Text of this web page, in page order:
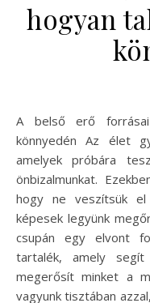
hogyan
A belső erő forrásai és hogyan találjuk meg őket
könnyedén Az élet
amelyek próbára
önbizalmunkat.
hogy ne veszítsük el
képesek legyünk
csupán egy elvont
tartalék, amely
megerősít minket a
vagyunk tisztában